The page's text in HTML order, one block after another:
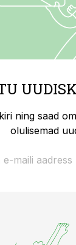
ning saad
olulisemad